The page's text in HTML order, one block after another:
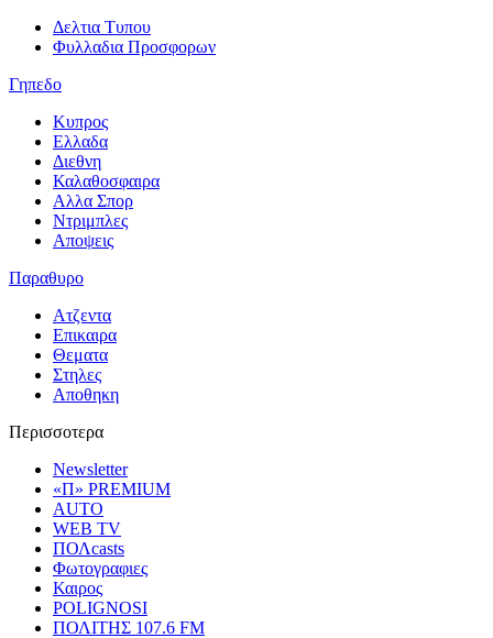
Δελτια Τυπου
Φυλλαδια Προσφορων
Γηπεδο
Κυπρος
Ελλαδα
Διεθνη
Καλαθοσφαιρα
Αλλα Σπορ
Ντριμπλες
Αποψεις
Παραθυρο
Ατζεντα
Επικαιρα
Θεματα
Στηλες
Αποθηκη
Περισσοτερα
Newsletter
«Π» PREMIUM
AUTO
WEB TV
ΠΟΛcasts
Φωτογραφιες
Καιρος
POLIGNOSI
ΠΟΛΙΤΗΣ 107.6 FM